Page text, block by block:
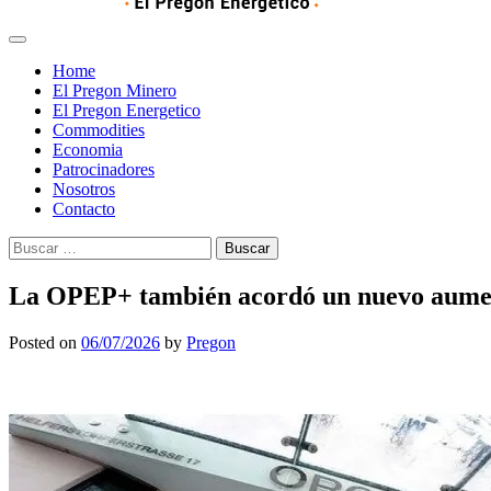
Home
El Pregon Minero
El Pregon Energetico
Commodities
Economia
Patrocinadores
Nosotros
Contacto
Buscar:
La OPEP+ también acordó un nuevo
Posted on 06/07/2026 by Pregon